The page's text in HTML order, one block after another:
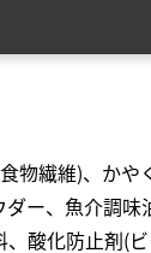
繊維)、かや
ー、魚介調
酸化防止剤(